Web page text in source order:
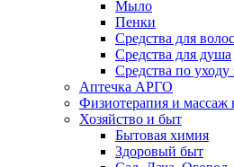
Мыло
Пенки
Средства для волос
Средства для душа
Средства по уходу
Аптечка АРГО
Физиотерапия и массаж
Хозяйство и быт
Бытовая химия
Здоровый быт